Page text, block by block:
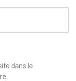
dans le